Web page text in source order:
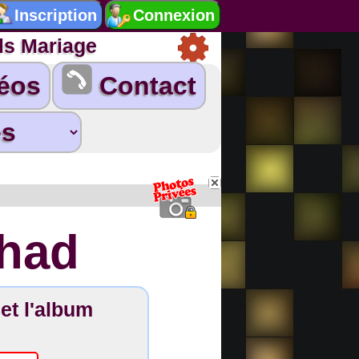
Mariage
Contact
l'album